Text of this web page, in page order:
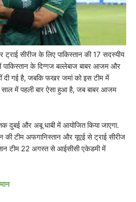
सीरीज के लिए पाकिस्तान की 17 सदस्यीय
पाकिस्तान के दिग्गज बल्लेबाज बाबर आजम और
दी गई है, जबकि फखर जमां को इस टीम में
साल में पहली बार ऐसा हुआ है, जब बाबर आजम
दुबई और अबू धाबी में आयोजित किया जाएगा.
की टीम अफगानिस्तान और यूएई से ट्राई सीरीज
टीम 22 अगस्त से आईसीसी एकेडमी में